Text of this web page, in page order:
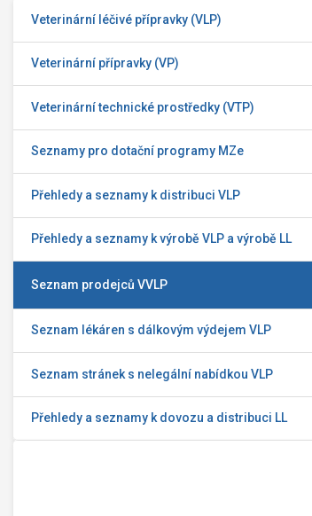
Veterinární léčivé přípravky (VLP)
Veterinární přípravky (VP)
Veterinární technické prostředky (VTP)
Seznamy pro dotační programy MZe
Přehledy a seznamy k distribuci VLP
Přehledy a seznamy k výrobě VLP a výrobě LL
Seznam prodejců VVLP
Seznam lékáren s dálkovým výdejem VLP
Seznam stránek s nelegální nabídkou VLP
Přehledy a seznamy k dovozu a distribuci LL